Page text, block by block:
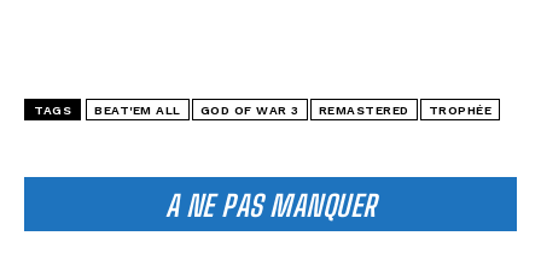
A NE PAS MANQUER
TAGS BEAT'EM ALL GOD OF WAR 3 REMASTERED TROPHÉE